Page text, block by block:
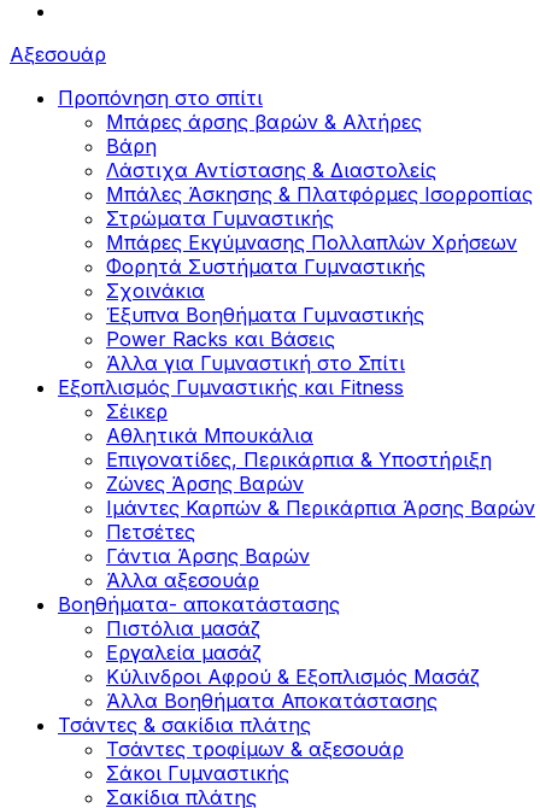
Αξεσουάρ
Προπόνηση στο σπίτι
Μπάρες άρσης βαρών & Αλτήρες
Βάρη
Λάστιχα Αντίστασης & Διαστολείς
Μπάλες Άσκησης & Πλατφόρμες Ισορροπίας
Στρώματα Γυμναστικής
Μπάρες Εκγύμνασης Πολλαπλών Χρήσεων
Φορητά Συστήματα Γυμναστικής
Σχοινάκια
Έξυπνα Βοηθήματα Γυμναστικής
Power Racks και Βάσεις
Άλλα για Γυμναστική στο Σπίτι
Εξοπλισμός Γυμναστικής και Fitness
Σέικερ
Αθλητικά Μπουκάλια
Επιγονατίδες, Περικάρπια & Υποστήριξη
Ζώνες Άρσης Βαρών
Ιμάντες Καρπών & Περικάρπια Άρσης Βαρών
Πετσέτες
Γάντια Άρσης Βαρών
Άλλα αξεσουάρ
Βοηθήματα- αποκατάστασης
Πιστόλια μασάζ
Εργαλεία μασάζ
Κύλινδροι Αφρού & Εξοπλισμός Μασάζ
Άλλα Βοηθήματα Αποκατάστασης
Τσάντες & σακίδια πλάτης
Τσάντες τροφίμων & αξεσουάρ
Σάκοι Γυμναστικής
Σακίδια πλάτης